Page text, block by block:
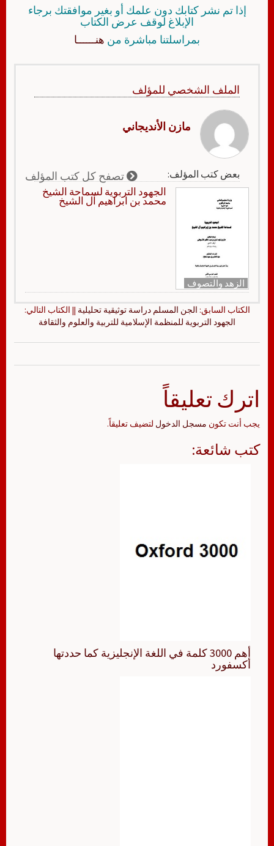
إذا تم نشر كتابك دون علمك أو بغير موافقتك برجاء
الإبلاغ لوقف عرض الكتاب
بمراسلتنا مباشرة من هنــــــا
الملف الشخصي للمؤلف
مازن الأنديجاني
بعض كتب المؤلف: تصفح كل كتب المؤلف
الزهد والتصوف
الجهود التربوية لسماحة الشيخ
محمد بن ابراهيم آل الشيخ
الكتاب السابق: الجن المسلم دراسة توثيقية تحليلية || الكتاب التالي:
الجهود التربوية للمنظمة الإسلامية للتربية والعلوم والثقافة
اترك تعليقاً
يجب أنت تكون مسجل الدخول لتضيف تعليقاً.
كتب شائعة:
أهم 3000 كلمة في اللغة الإنجليزية كما حددتها
أكسفورد